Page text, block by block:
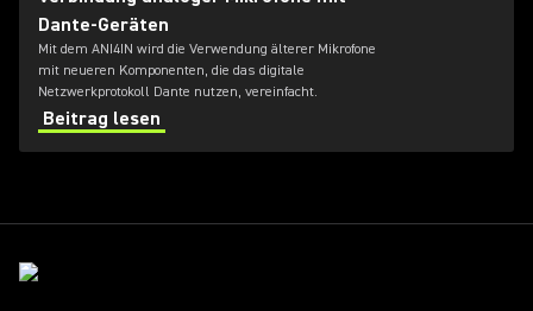
Dante-Geräten
Mit dem ANI4IN wird die Verwendung älterer Mikrofone
mit neueren Komponenten, die das digitale
Netzwerkprotokoll Dante nutzen, vereinfacht.
Beitrag lesen